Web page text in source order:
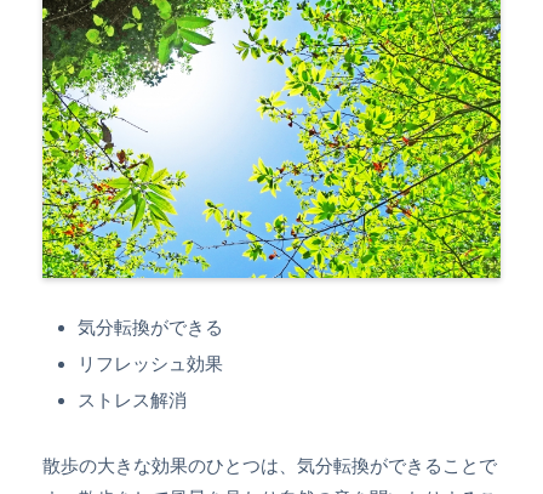
気分転換ができる
リフレッシュ効果
ストレス解消
散歩の大きな効果のひとつは、気分転換ができることで